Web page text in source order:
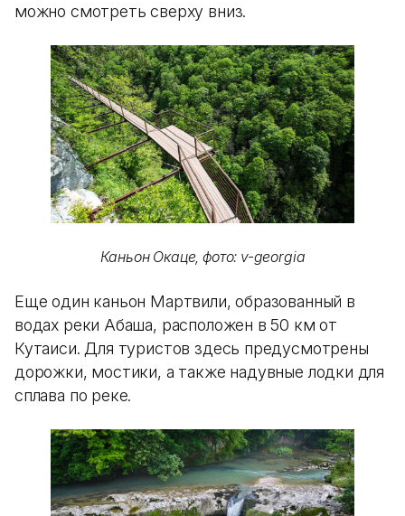
можно смотреть сверху вниз.
Каньон Окаце, фото: v-georgia
Еще один каньон Мартвили, образованный в
водах реки Абаша, расположен в 50 км от
Кутаиси. Для туристов здесь предусмотрены
дорожки, мостики, а также надувные лодки для
сплава по реке.